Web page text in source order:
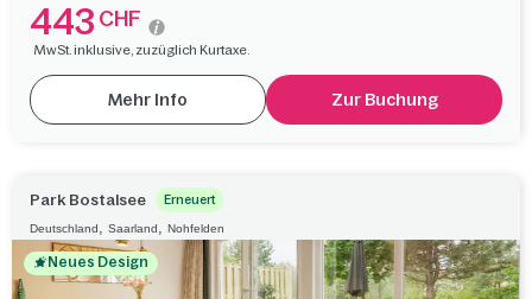
443 CHF
MwSt. inklusive, zuzüglich Kurtaxe.
Mehr Info Zur Buchung
Park Bostalsee Erneuert
Deutschland Saarland Nohfelden
Neues Design